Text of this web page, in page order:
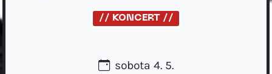
// KONCERT //
sobota 4. 5.